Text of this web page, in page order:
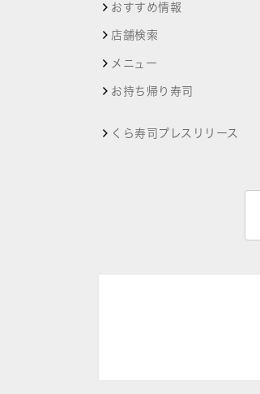
おすすめ情報
店舗検索
メニュー
お持ち帰り寿司
くら寿司プレスリリース